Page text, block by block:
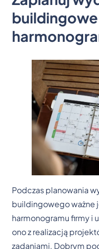
Podczas planowania
buildingowego ważne
harmonogramu firmy i
ono z realizacją
zadaniami. Dobrym